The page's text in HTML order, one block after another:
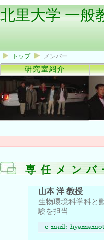
北里大学 一般
トップ メンバー
研究室紹介
専任メンバ
山本 洋 教授
生物環境科学科と
験を担当